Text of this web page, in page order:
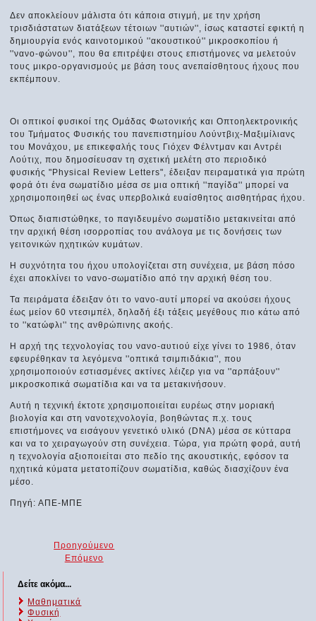
Δεν αποκλείουν μάλιστα ότι κάποια στιγμή, με την χρήση
τρισδιάστατων διατάξεων τέτοιων ''αυτιών'', ίσως καταστεί εφικτή η
δημιουργία ενός καινοτομικού ''ακουστικού'' μικροσκοπίου ή
''νανο-φώνου'', που θα επιτρέψει στους επιστήμονες να μελετούν
τους μικρο-οργανισμούς με βάση τους ανεπαίσθητους ήχους που
εκπέμπουν.
Οι οπτικοί φυσικοί της Ομάδας Φωτονικής και Οπτοηλεκτρονικής
του Τμήματος Φυσικής του πανεπιστημίου Λούντβιχ-Μαξιμίλιανς
του Μονάχου, με επικεφαλής τους Γιόχεν Φέλντμαν και Αντρέι
Λούτιχ, που δημοσίευσαν τη σχετική μελέτη στο περιοδικό
φυσικής "Physical Review Letters", έδειξαν πειραματικά για πρώτη
φορά ότι ένα σωματίδιο μέσα σε μια οπτική ''παγίδα'' μπορεί να
χρησιμοποιηθεί ως ένας υπερβολικά ευαίσθητος αισθητήρας ήχου.
Όπως διαπιστώθηκε, το παγιδευμένο σωματίδιο μετακινείται από
την αρχική θέση ισορροπίας του ανάλογα με τις δονήσεις των
γειτονικών ηχητικών κυμάτων.
Η συχνότητα του ήχου υπολογίζεται στη συνέχεια, με βάση πόσο
έχει αποκλίνει το νανο-σωματίδιο από την αρχική θέση του.
Τα πειράματα έδειξαν ότι το νανο-αυτί μπορεί να ακούσει ήχους
έως μείον 60 ντεσιμπέλ, δηλαδή έξι τάξεις μεγέθους πιο κάτω από
το ''κατώφλι'' της ανθρώπινης ακοής.
Η αρχή της τεχνολογίας του νανο-αυτιού είχε γίνει το 1986, όταν
εφευρέθηκαν τα λεγόμενα ''οπτικά τσιμπιδάκια'', που
χρησιμοποιούν εστιασμένες ακτίνες λέιζερ για να ''αρπάξουν''
μικροσκοπικά σωματίδια και να τα μετακινήσουν.
Αυτή η τεχνική έκτοτε χρησιμοποιείται ευρέως στην μοριακή
βιολογία και στη νανοτεχνολογία, βοηθώντας π.χ. τους
επιστήμονες να εισάγουν γενετικό υλικό (DNA) μέσα σε κύτταρα
και να το χειραγωγούν στη συνέχεια. Τώρα, για πρώτη φορά, αυτή
η τεχνολογία αξιοποιείται στο πεδίο της ακουστικής, εφόσον τα
ηχητικά κύματα μετατοπίζουν σωματίδια, καθώς διασχίζουν ένα
μέσο.
Πηγή: ΑΠΕ-ΜΠΕ
Προηγούμενο
Επόμενο
Δείτε ακόμα...
Μαθηματικά
Φυσική